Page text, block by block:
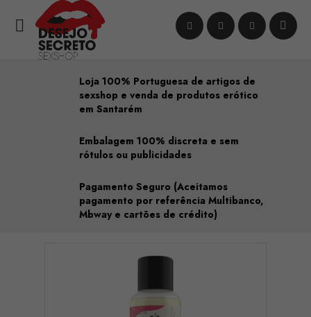

Loja 100% Portuguesa de artigos de
sexshop e venda de produtos erótico
em Santarém
Embalagem 100% discreta e sem
rótulos ou publicidades
Pagamento Seguro (Aceitamos
pagamento por referência Multibanco,
Mbway e cartões de crédito)